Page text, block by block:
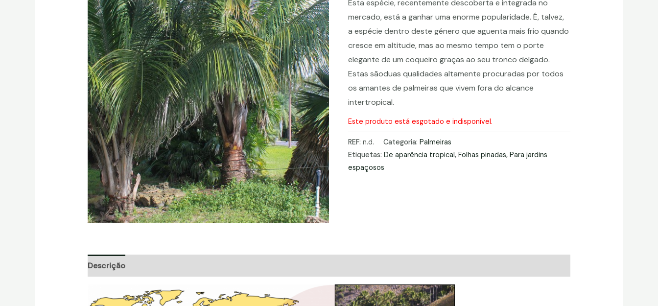
Esta espécie, recentemente descoberta e integrada no
mercado, está a ganhar uma enorme popularidade. É, talvez,
a espécie dentro deste género que aguenta mais frio quando
cresce em altitude, mas ao mesmo tempo tem o porte
elegante de um coqueiro graças ao seu tronco delgado.
Estas sãoduas qualidades altamente procuradas por todos
os amantes de palmeiras que vivem fora do alcance
intertropical.
Este produto está esgotado e indisponível.
REF:n.d. Categoria:Palmeiras
Etiquetas:De aparência tropical,Folhas pinadas,Para jardins
espaçosos
Descrição